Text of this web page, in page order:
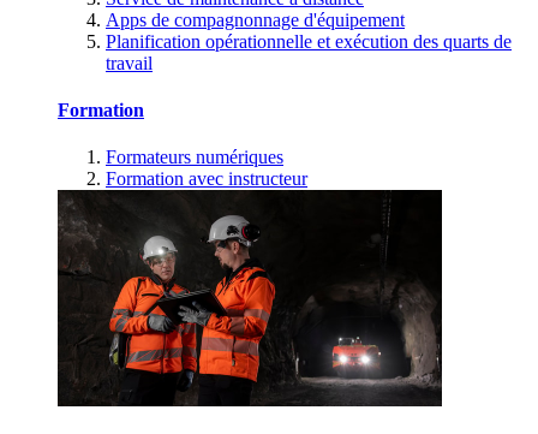
Apps de compagnonnage d'équipement
Planification opérationnelle et exécution des quarts de
travail
Formation
Formateurs numériques
Formation avec instructeur